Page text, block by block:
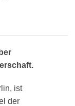
ist
der